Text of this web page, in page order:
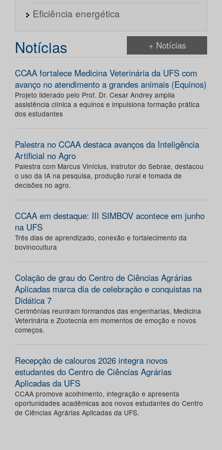
Eficiência energética
Notícias + Notícias
CCAA fortalece Medicina Veterinária da UFS com
avanço no atendimento a grandes animais (Equinos)
Projeto liderado pelo Prof. Dr. Cesar Andrey amplia
assistência clínica a equinos e impulsiona formação prática
dos estudantes
Palestra no CCAA destaca avanços da Inteligência
Artificial no Agro
Palestra com Marcus Vinícius, instrutor do Sebrae, destacou
o uso da IA na pesquisa, produção rural e tomada de
decisões no agro.
CCAA em destaque: III SIMBOV acontece em junho
na UFS
Três dias de aprendizado, conexão e fortalecimento da
bovinocultura
Colação de grau do Centro de Ciências Agrárias
Aplicadas marca dia de celebração e conquistas na
Didática 7
Cerimônias reuniram formandos das engenharias, Medicina
Veterinária e Zootecnia em momentos de emoção e novos
começos.
Recepção de calouros 2026 integra novos
estudantes do Centro de Ciências Agrárias
Aplicadas da UFS
CCAA promove acolhimento, integração e apresenta
oportunidades acadêmicas aos novos estudantes do Centro
de Ciências Agrárias Aplicadas da UFS.